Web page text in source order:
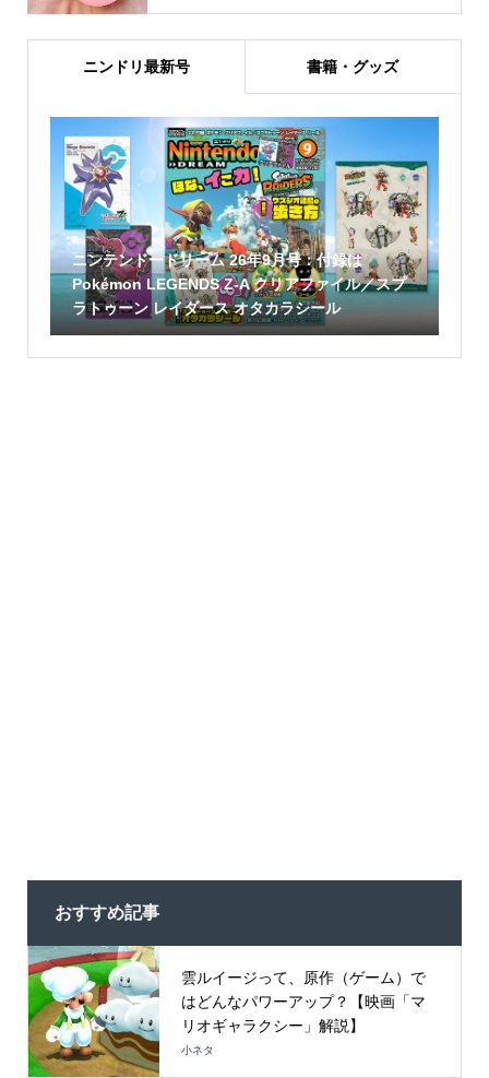
ニンドリ最新号 書籍・グッズ
ニンテンドードリーム 26年9月号：付録は
Pokémon LEGENDS Z-A クリアファイル／スプ
ラトゥーン レイダース オタカラシール
おすすめ記事
雲ルイージって、原作（ゲーム）で
はどんなパワーアップ？【映画「マ
リオギャラクシー」解説】
小ネタ